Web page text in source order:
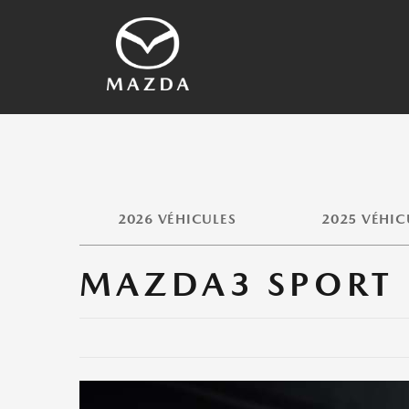
2026 VÉHICULES 2025
MAZDA3 SPORT